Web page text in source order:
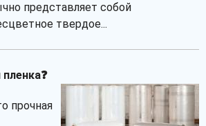
представляет собой
твердое...
прочная